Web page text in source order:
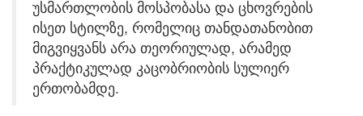
უსმართლობის მოსპობასა და ცხოვრების
ისეთ სტილზე, რომელიც თანდათანობით
მიგვიყვანს არა თეორიულად, არამედ
პრაქტიკულად კაცობრიობის სულიერ
ერთობამდე.